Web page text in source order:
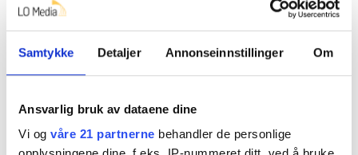
Samtykke Detaljer Annonseinnstillinger Om
Ansvarlig bruk av dataene dine
Vi og våre 21 partnerne behandler de personlige
margin – 86 mot 83. Det skyldes blant annet at både
sperregrensen.
– Tydelig tilbakemelding